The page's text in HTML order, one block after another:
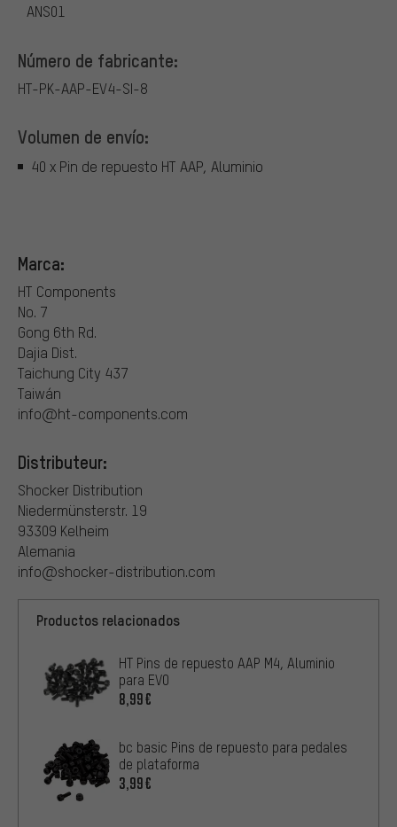
ANS01
Número de fabricante:
HT-PK-AAP-EV4-SI-8
Volumen de envío:
40 x Pin de repuesto HT AAP, Aluminio
Marca:
HT Components
No. 7
Gong 6th Rd.
Dajia Dist.
Taichung City 437
Taiwán
info@ht-components.com
Distributeur:
Shocker Distribution
Niedermünsterstr. 19
93309 Kelheim
Alemania
info@shocker-distribution.com
Productos relacionados
HT Pins de repuesto AAP M4, Aluminio
para EVO
8,99€
bc basic Pins de repuesto para pedales
de plataforma
3,99€